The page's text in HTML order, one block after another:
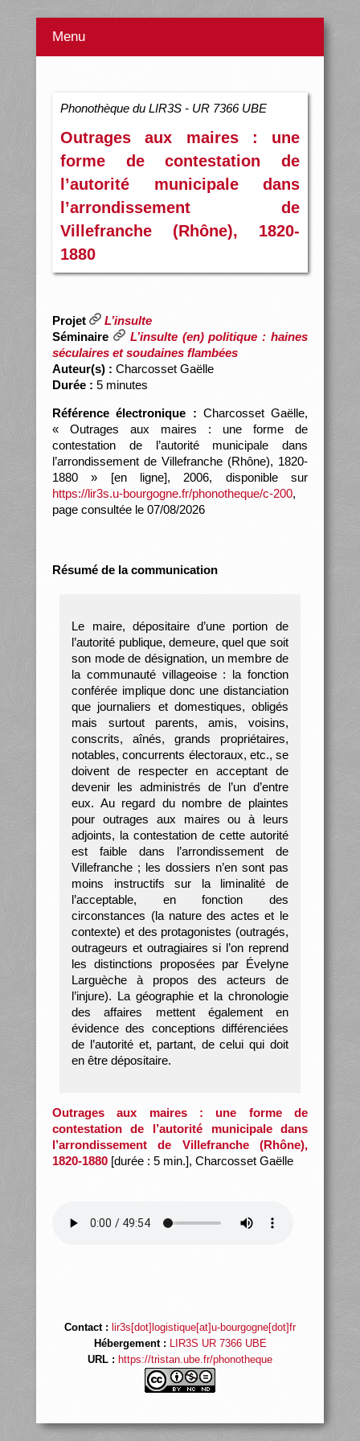
Menu
Phonothèque du LIR3S - UR 7366 UBE
Outrages aux maires : une
forme de contestation de
l’autorité municipale dans
l’arrondissement de
Villefranche (Rhône), 1820-
1880
Projet
L’insulte
Séminaire
L’insulte (en) politique : haines
séculaires et soudaines flambées
Auteur(s) : Charcosset Gaëlle
Durée : 5 minutes
Référence électronique : Charcosset Gaëlle,
« Outrages aux maires : une forme de
contestation de l’autorité municipale dans
l’arrondissement de Villefranche (Rhône), 1820-
1880 » [en ligne], 2006, disponible sur
https://lir3s.u-bourgogne.fr/phonotheque/c-200,
page consultée le 07/08/2026
Résumé de la communication
Le maire, dépositaire d’une portion de
l’autorité publique, demeure, quel que soit
son mode de désignation, un membre de
la communauté villageoise : la fonction
conférée implique donc une distanciation
que journaliers et domestiques, obligés
mais surtout parents, amis, voisins,
conscrits, aînés, grands propriétaires,
notables, concurrents électoraux, etc., se
doivent de respecter en acceptant de
devenir les administrés de l’un d’entre
eux. Au regard du nombre de plaintes
pour outrages aux maires ou à leurs
adjoints, la contestation de cette autorité
est faible dans l’arrondissement de
Villefranche ; les dossiers n’en sont pas
moins instructifs sur la liminalité de
l’acceptable, en fonction des
circonstances (la nature des actes et le
contexte) et des protagonistes (outragés,
outrageurs et outragiaires si l’on reprend
les distinctions proposées par Évelyne
Larguèche à propos des acteurs de
l’injure). La géographie et la chronologie
des affaires mettent également en
évidence des conceptions différenciées
de l’autorité et, partant, de celui qui doit
en être dépositaire.
Outrages aux maires : une forme de
contestation de l’autorité municipale dans
l’arrondissement de Villefranche (Rhône),
1820-1880[durée : 5 min.], Charcosset Gaëlle
Contact : lir3s[dot]logistique[at]u-bourgogne[dot]fr
Hébergement : LIR3S UR 7366 UBE
URL : https://tristan.ube.fr/phonotheque